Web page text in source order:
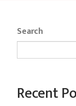
Search
Recent